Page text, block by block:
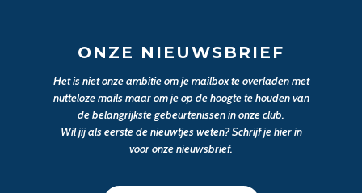
ONZE NIEUWSBRIEF
Het is niet onze ambitie om je mailbox te overladen met
nutteloze mails maar om je op de hoogte te houden van
de belangrijkste gebeurtenissen in onze club.
Wil jij als eerste de nieuwtjes weten? Schrijf je hier in
voor onze nieuwsbrief.